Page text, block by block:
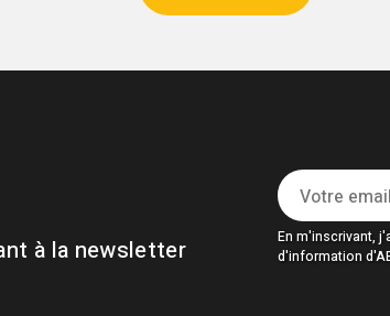
à la newsletter
En m'inscrivant,
d'information